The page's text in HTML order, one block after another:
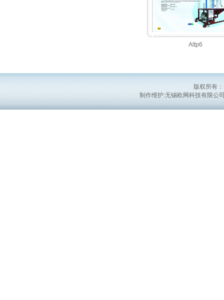
Altp6
版权所有
制作维护:无锡欧网科技有限